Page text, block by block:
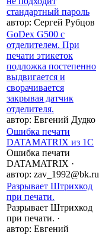
стандартный пароль
автор: Сергей Рубцов
GoDex G500 с
отделителем. При
печати этикеток
подложка постепенно
выдвигается и
сворачивается
закрывая датчик
отделителя.
автор: Евгений Дудко
Ошибка печати
DATAMATRIX из 1С
Ошибка печати
DATAMATRIX ·
автор: zav_1992@bk.ru
Разрывает Штрихкод
при печати.
Разрывает Штрихкод
при печати. ·
автор: Евгений